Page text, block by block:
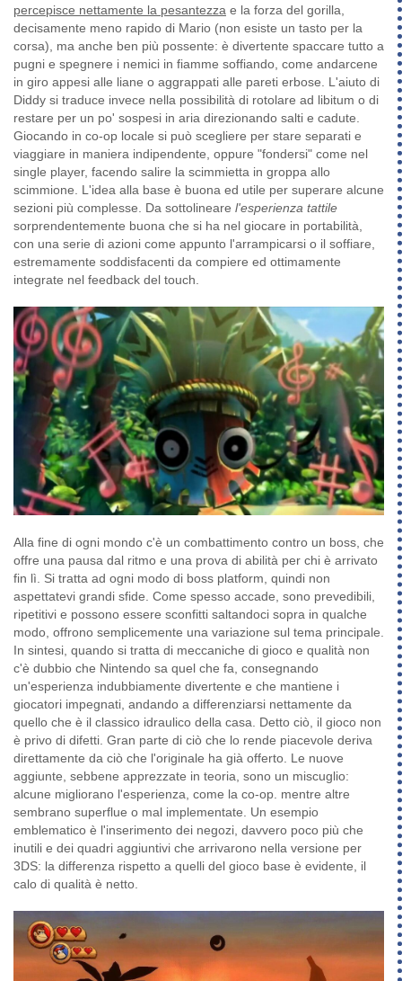
percepisce nettamente la pesantezza e la forza del gorilla,
decisamente meno rapido di Mario (non esiste un tasto per la
corsa), ma anche ben più possente: è divertente spaccare tutto a
pugni e spegnere i nemici in fiamme soffiando, come andarcene
in giro appesi alle liane o aggrappati alle pareti erbose. L'aiuto di
Diddy si traduce invece nella possibilità di rotolare ad libitum o di
restare per un po' sospesi in aria direzionando salti e cadute.
Giocando in co-op locale si può scegliere per stare separati e
viaggiare in maniera indipendente, oppure "fondersi" come nel
single player, facendo salire la scimmietta in groppa allo
scimmione. L'idea alla base è buona ed utile per superare alcune
sezioni più complesse. Da sottolineare l'esperienza tattile
sorprendentemente buona che si ha nel giocare in portabilità,
con una serie di azioni come appunto l'arrampicarsi o il soffiare,
estremamente soddisfacenti da compiere ed ottimamente
integrate nel feedback del touch.
Alla fine di ogni mondo c'è un combattimento contro un boss, che
offre una pausa dal ritmo e una prova di abilità per chi è arrivato
fin lì. Si tratta ad ogni modo di boss platform, quindi non
aspettatevi grandi sfide. Come spesso accade, sono prevedibili,
ripetitivi e possono essere sconfitti saltandoci sopra in qualche
modo, offrono semplicemente una variazione sul tema principale.
In sintesi, quando si tratta di meccaniche di gioco e qualità non
c'è dubbio che Nintendo sa quel che fa, consegnando
un'esperienza indubbiamente divertente e che mantiene i
giocatori impegnati, andando a differenziarsi nettamente da
quello che è il classico idraulico della casa. Detto ciò, il gioco non
è privo di difetti. Gran parte di ciò che lo rende piacevole deriva
direttamente da ciò che l'originale ha già offerto. Le nuove
aggiunte, sebbene apprezzate in teoria, sono un miscuglio:
alcune migliorano l'esperienza, come la co-op. mentre altre
sembrano superflue o mal implementate. Un esempio
emblematico è l'inserimento dei negozi, davvero poco più che
inutili e dei quadri aggiuntivi che arrivarono nella versione per
3DS: la differenza rispetto a quelli del gioco base è evidente, il
calo di qualità è netto.